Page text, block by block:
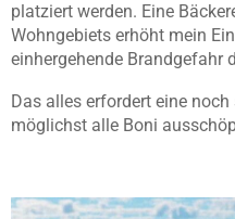
platziert werden. Eine
Wohngebiets erhöht mein
einhergehende Brandgefahr
Das alles erfordert eine
möglichst alle Boni